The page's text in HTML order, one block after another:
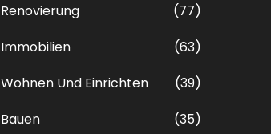
Renovierung
(77)
Immobilien
(63)
Wohnen Und Einrichten
(39)
Bauen
(35)